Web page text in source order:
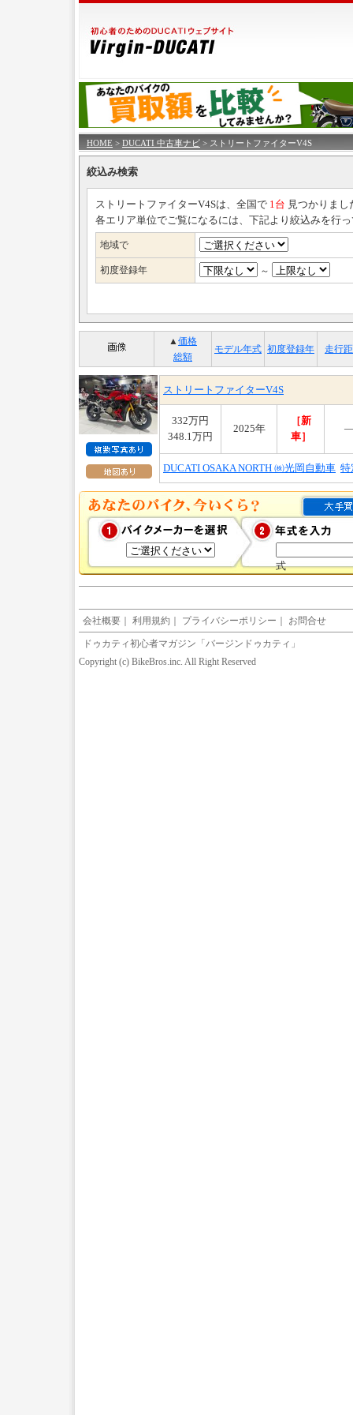
HOME > DUCATI 中古車ナビ > ストリートファイターV4S
絞込み検索
ストリートファイターV4Sは、全国で 1台 見つかりまし
各エリア単位でご覧になるには、下記より絞込みを行
地域で
初度登録年 ～
▲ 価格
総額
モデル年式 初度登録年 走行
ストリートファイターV4S
332万円
348.1万円
2025年
［新
車］
DUCATI OSAKA NORTH ㈱光岡自動車 特
式
会社概要 ｜ 利用規約 ｜ プライバシーポリシー ｜ お問合せ
ドゥカティ初心者マガジン「バージンドゥカティ」
Copyright (c) BikeBros.inc. All Right Reserved